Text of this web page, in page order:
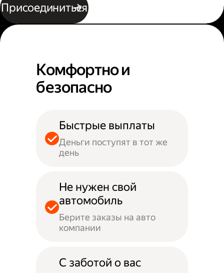
Присоединиться
Комфортно и
безопасно
Быстрые выплаты
Деньги поступят в тот же
день
Не нужен свой
автомобиль
Берите заказы на авто
компании
С заботой о вас